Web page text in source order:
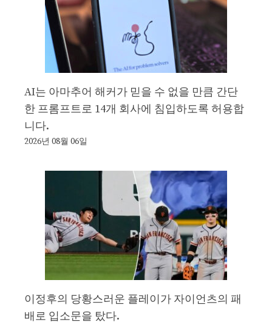
AI는 아마추어 해커가 믿을 수 없을 만큼 간단
한 프롬프트로 14개 회사에 침입하도록 허용합
니다.
2026년 08월 06일
이정후의 당황스러운 플레이가 자이언츠의 패
배로 입소문을 탔다.